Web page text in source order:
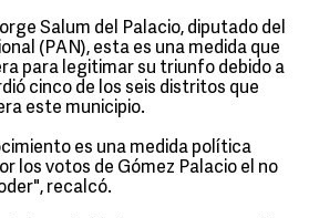
Salum del Palacio, diputado del
(PAN), esta es una medida que
para legitimar su triunfo debido a
cinco de los seis distritos que
este municipio.
es una medida política
los votos de Gómez Palacio el no
recalcó.